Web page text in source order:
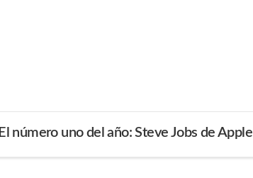
El número uno del año: Steve Jobs de Apple